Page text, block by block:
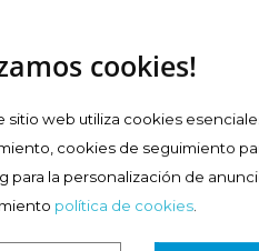
cookies!
sitio web utiliza cookies
cookies de seguimiento
para la personalización de
política de cookies